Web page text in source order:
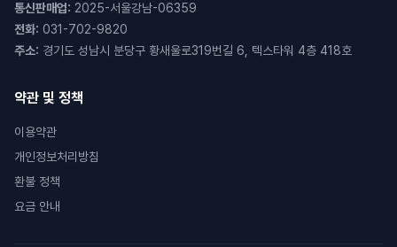
통신판매업: 2025-서울강남-06359
전화: 031-702-9820
주소: 경기도 성남시 분당구 황새울로319번길 6, 텍스타워 4층 418호
약관 및 정책
이용약관
개인정보처리방침
환불 정책
요금 안내